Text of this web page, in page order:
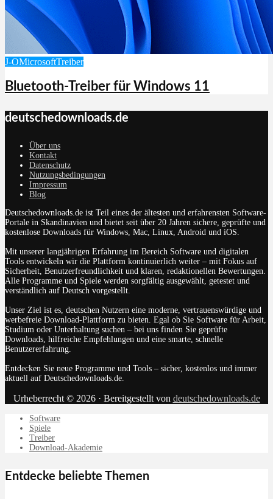
J-OMicrosoftTreiber
Bluetooth-Treiber für Windows 11
deutschedownloads.de
Über uns
Kontakt
Datenschutz
Nutzungsbedingungen
Impressum
Blog
Deutschedownloads.de ist Teil eines der ältesten und erfahrensten Software-
Portale in Skandinavien und bietet seit über 20 Jahren sichere, geprüfte und
kostenlose Downloads für Windows, Mac, Linux, Android und iOS.
Mit unserer langjährigen Erfahrung im Bereich Software und digitalen
Tools entwickeln wir die Plattform kontinuierlich weiter – mit Fokus auf
Sicherheit, Benutzerfreundlichkeit und klaren, redaktionellen Bewertungen.
Alle Programme und Spiele werden sorgfältig ausgewählt, getestet und
verständlich auf Deutsch vorgestellt.
Unser Ziel ist es, deutschen Nutzern eine moderne, vertrauenswürdige und
werbefreie Download-Plattform zu bieten. Egal ob Sie Software für Arbeit,
Studium oder Unterhaltung suchen – bei uns finden Sie geprüfte
Downloads, hilfreiche Empfehlungen und eine smarte, schnelle
Benutzererfahrung.
Entdecken Sie neue Programme und Tools – sicher, kostenlos und immer
aktuell auf Deutschedownloads.de.
Urheberrecht © 2026 · Bereitgestellt von deutschedownloads.de
Software
Spiele
Treiber
Download-Akademie
Entdecke beliebte Themen